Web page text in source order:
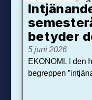
betyder
5 juni 2026
EKONOMI. I den
begreppen